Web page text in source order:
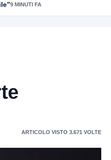
9 MINUTI FA
ARTICOLO VISTO 3.671 VOLTE